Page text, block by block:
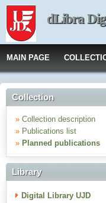
dLibra
MAIN PAGE
Collection
» Collection description
» Publications list
» Planned publications
Library
Digital Library UJD